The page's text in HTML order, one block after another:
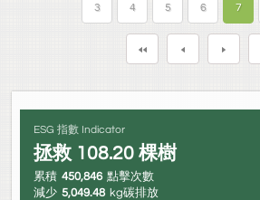
3 4 5 6 7
ESG 指數 Indicator
拯救 108.20 棵樹
累積 450,846 點擊次數
減少 5,049.48 kg碳排放